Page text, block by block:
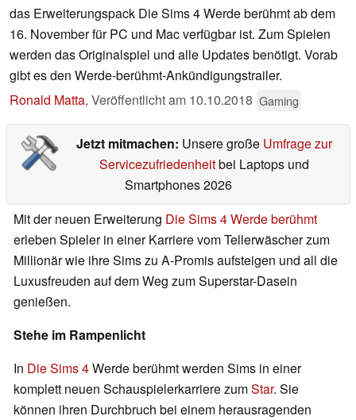
das Erweiterungspack Die Sims 4 Werde berühmt ab dem
16. November für PC und Mac verfügbar ist. Zum Spielen
werden das Originalspiel und alle Updates benötigt. Vorab
gibt es den Werde-berühmt-Ankündigungstrailer.
Ronald Matta, Veröffentlicht am 10.10.2018 Gaming
Jetzt mitmachen: Unsere große Umfrage zur
Servicezufriedenheitbei Laptops und
Smartphones 2026
Mit der neuen Erweiterung Die Sims 4 Werde berühmt
erleben Spieler in einer Karriere vom Tellerwäscher zum
Millionär wie ihre Sims zu A-Promis aufsteigen und all die
Luxusfreuden auf dem Weg zum Superstar-Dasein
genießen.
Stehe im Rampenlicht
In Die Sims 4Werde berühmt werden Sims in einer
komplett neuen Schauspielerkarriere zumStar. Sie
können ihren Durchbruch bei einem herausragenden